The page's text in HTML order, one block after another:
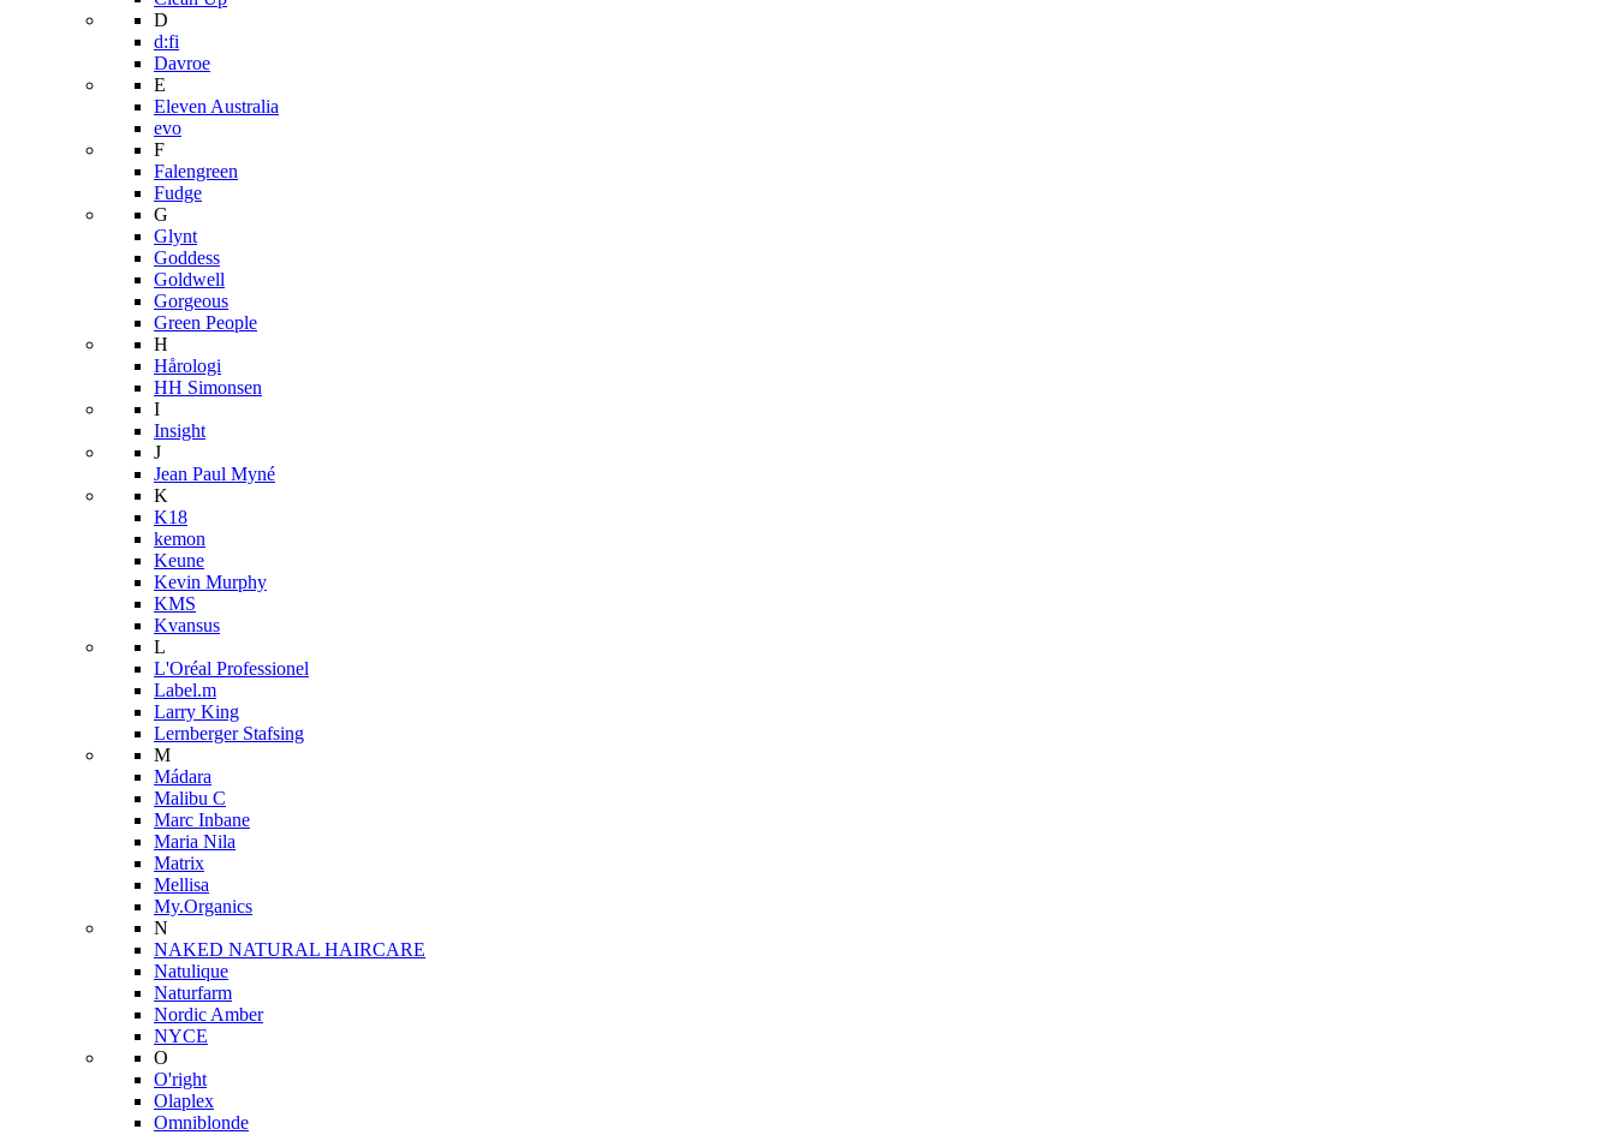
D
d:fi
Davroe
E
Eleven Australia
evo
F
Falengreen
Fudge
G
Glynt
Goddess
Goldwell
Gorgeous
Green People
H
Hårologi
HH Simonsen
I
Insight
J
Jean Paul Myné
K
K18
kemon
Keune
Kevin Murphy
KMS
Kvansus
L
L'Oréal Professionel
Label.m
Larry King
Lernberger Stafsing
M
Mádara
Malibu C
Marc Inbane
Maria Nila
Matrix
Mellisa
My.Organics
N
NAKED NATURAL HAIRCARE
Natulique
Naturfarm
Nordic Amber
NYCE
O
O'right
Olaplex
Omniblonde